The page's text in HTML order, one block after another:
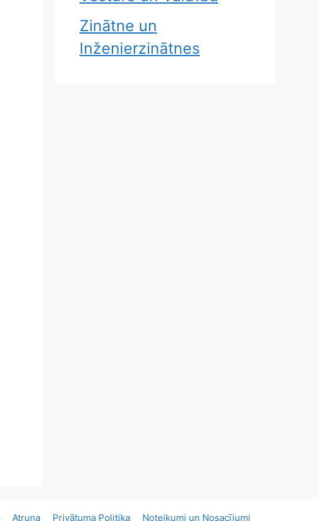
Zinātne un
Inženierzinātnes
Atruna Privātuma Politika Noteikumi un Nosacījumi